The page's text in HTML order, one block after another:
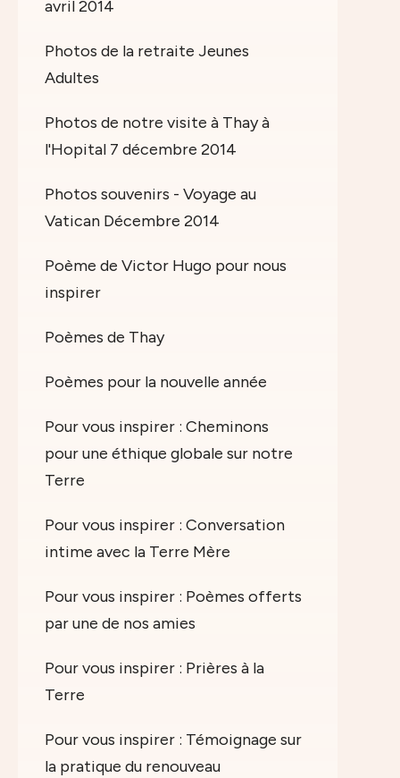
avril 2014
Photos de la retraite Jeunes
Adultes
Photos de notre visite à Thay à
l'Hopital 7 décembre 2014
Photos souvenirs - Voyage au
Vatican Décembre 2014
Poème de Victor Hugo pour nous
inspirer
Poèmes de Thay
Poèmes pour la nouvelle année
Pour vous inspirer : Cheminons
pour une éthique globale sur notre
Terre
Pour vous inspirer : Conversation
intime avec la Terre Mère
Pour vous inspirer : Poèmes offerts
par une de nos amies
Pour vous inspirer : Prières à la
Terre
Pour vous inspirer : Témoignage sur
la pratique du renouveau